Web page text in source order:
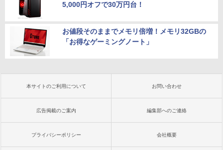
5,000円オフで30万円台！
お値段そのままでメモリ倍増！メモリ32GBの
「お得なゲーミングノート」
本サイトのご利用について お問い合わせ
広告掲載のご案内 編集部へのご連絡
プライバシーポリシー 会社概要